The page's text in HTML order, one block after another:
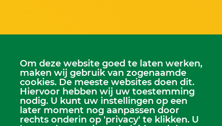
Om deze website goed te laten werken,
maken wij gebruik van zogenaamde
cookies. De meeste websites doen dit.
Hiervoor hebben wij uw toestemming
nodig. U kunt uw instellingen op een
later moment nog aanpassen door
rechts onderin op 'privacy' te klikken. U